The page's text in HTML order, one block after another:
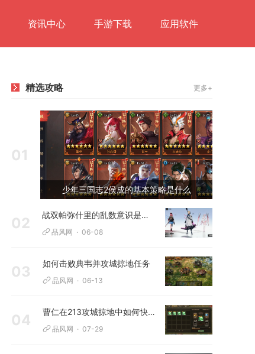
资讯中心 手游下载 应用软件
精选攻略 更多+
01
少年三国志2侯成的基本策略是什么
02 战双帕弥什里的乱数意识是否可解释
品风网 06-08
03 如何击败典韦并攻城掠地任务
品风网 06-13
04 曹仁在213攻城掠地中如何快速造成伤害
品风网 07-29